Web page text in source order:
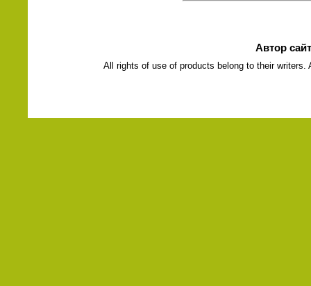
Автор
All rights of use of products belong to their